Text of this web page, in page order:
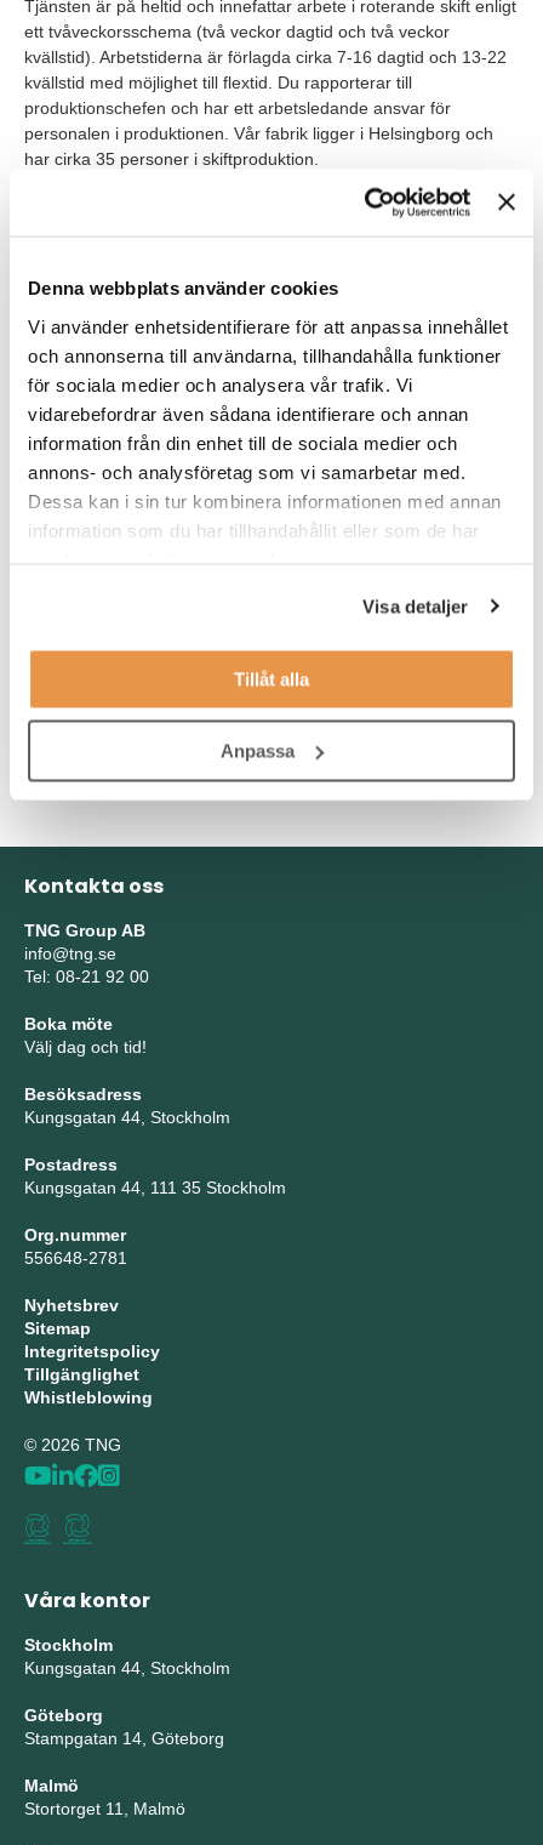
Denna webbplats använder cookies
Vi använder enhetsidentifierare för att anpassa innehållet
och annonserna till användarna, tillhandahålla funktioner
för sociala medier och analysera vår trafik. Vi
vidarebefordrar även sådana identifierare och annan
information från din enhet till de sociala medier och
annons- och analysföretag som vi samarbetar med.
Dessa kan i sin tur kombinera informationen med annan
information som du har tillhandahållit eller som de har
Visa detaljer
Tillåt alla
Anpassa
Tjänsten är på heltid och innefattar arbete i roterande skift enligt
ett tvåveckorsschema (två veckor dagtid och två veckor
kvällstid). Arbetstiderna är förlagda cirka 7-16 dagtid och 13-22
kvällstid med möjlighet till flextid. Du rapporterar till
produktionschefen och har ett arbetsledande ansvar för
personalen i produktionen. Vår fabrik ligger i Helsingborg och
har cirka 35 personer i skiftproduktion.
förtroende, skapa struktur och förmedla gemensamma
mål.
Du har erfarenhet från industriell produktion, helst inom
processindustrin.
Du förstår vikten av fungerande flöden, intern logistik och
ett gott samarbete mellan skift.
Du är handlingskraftig och motiveras av att identifiera och
driva förbättringsområden för att skapa bättre samverkan
förmåga att skapa konstruktiva dialoger och en god
kommunikationsförmåga. Du är trygg i dig själv och kan få olika
individer och skift att samarbeta mot gemensamma resultat. Ett
arbeta med människor och utveckla en hållbar, effektiv och
positiv kultur i produktionen.
Kontakta oss
TNG Group AB
info@tng.se
Tel: 08-21 92 00
Boka möte
Välj dag och tid!
Besöksadress
Kungsgatan 44, Stockholm
Postadress
Kungsgatan 44, 111 35 Stockholm
Org.nummer
556648-2781
Nyhetsbrev
Sitemap
Integritetspolicy
Tillgänglighet
Whistleblowing
© 2026 TNG
Våra kontor
Stockholm
Kungsgatan 44, Stockholm
Göteborg
Stampgatan 14, Göteborg
Malmö
Stortorget 11, Malmö